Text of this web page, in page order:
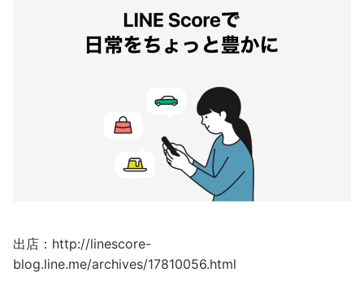
出店：http://linescore-
blog.line.me/archives/17810056.html